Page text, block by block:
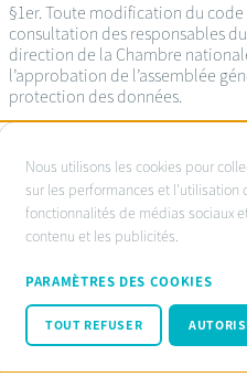
§1er. Toute modification du
consultation des responsables
direction de la Chambre
l’approbation de l’assemblée
protection des données.
Service
www.ombudsnotaire.be
Privacy Policy notaire.be
Cookie policy
Code de conduite RGPD
© Fednot 2026
À
propos
des
cookies
sur
ce
site
Nous utilisons les cookies pour
sur les performances et l'utilisation
fonctionnalités de médias sociaux
contenu et les publicités.
PARAMÈTRES DES COOKIES
TOUT REFUSER